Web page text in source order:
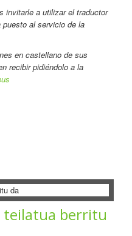
invitarle a utilizar el traductor
puesto al servicio de la
en castellano de sus
recibir pidiéndolo a la
teilatua berritu